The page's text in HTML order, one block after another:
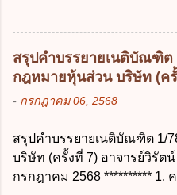
ลบข้อมูลส่วน
ส่วนบุคคล ค.
สามารถระบุถึ
เงื่อนไข ในกา
ส่วนบุคคลที่ไ
บุคคลถอนควา
ใช้หรือเปิดเผ
บุคคลได้ถูกใช้
ปฏิบัติการวิจัย
ต้องเกี่ยวกับก
บุตร ก. ต้องเ
ลาได้เพียงครั้ง
นับแต่วันที่คลอ
กันไม่เกิน 15
เกิน 90 วัน ข.
ไม่เกิน 90 วันท
ง. ลาต่อเนื่อง
สรุปคำบรรยายเนติบัณฑิต
กฎหมายหุ้นส่วน บริษัท (ค
- กรกฎาคม 06, 2568
สรุปคำบรรยายเนติบัณฑิต 1/
บริษัท (ครั้งที่ 7) อาจารย์วิรัต
กรกฎาคม 2568 ********** 1.